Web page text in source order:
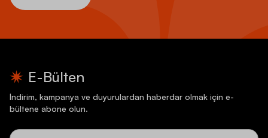
E-Bülten
İndirim, kampanya ve duyurulardan haberdar olmak için e-
bültene abone olun.